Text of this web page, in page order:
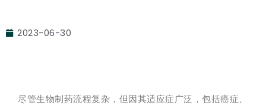
2023-06-30
尽管生物制药流程复杂，但因其适应症广泛，包括癌症、